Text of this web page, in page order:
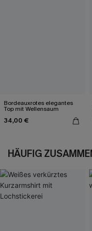
Bordeauxrotes elegantes
Top mit Wellensaum
34,00 €
HÄUFIG